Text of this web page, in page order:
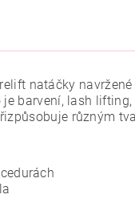
natáčky
barvení, lash
různým